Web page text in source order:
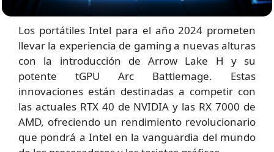
Los portátiles Intel para el año 2024 prometen
llevar la experiencia de gaming a nuevas alturas
con la introducción de Arrow Lake H y su
potente tGPU Arc Battlemage. Estas
innovaciones están destinadas a competir con
las actuales RTX 40 de NVIDIA y las RX 7000 de
AMD, ofreciendo un rendimiento revolucionario
que pondrá a Intel en la vanguardia del mundo